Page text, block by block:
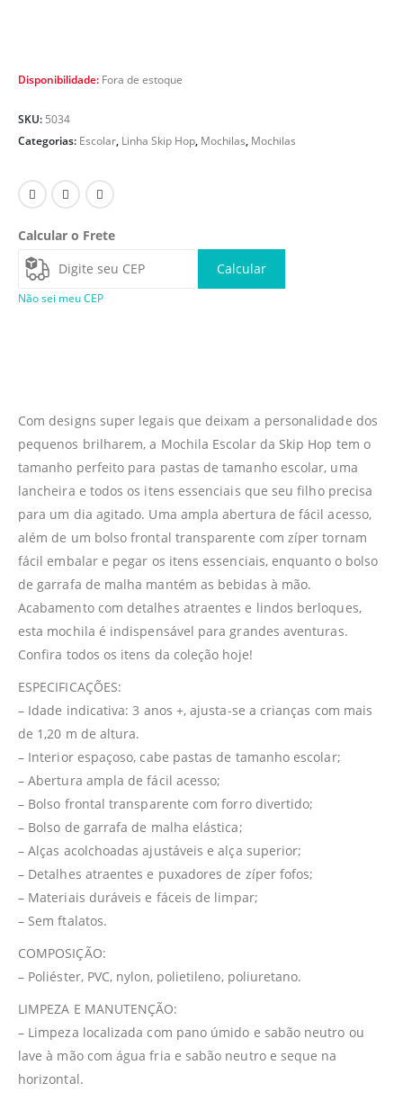
Disponibilidade: Fora de estoque
SKU: 5034
Categorias: Escolar, Linha Skip Hop, Mochilas, Mochilas
Calcular o Frete
Calcular
Não sei meu CEP
Com designs super legais que deixam a personalidade dos
pequenos brilharem, a Mochila Escolar da Skip Hop tem o
tamanho perfeito para pastas de tamanho escolar, uma
lancheira e todos os itens essenciais que seu filho precisa
para um dia agitado. Uma ampla abertura de fácil acesso,
além de um bolso frontal transparente com zíper tornam
fácil embalar e pegar os itens essenciais, enquanto o bolso
de garrafa de malha mantém as bebidas à mão.
Acabamento com detalhes atraentes e lindos berloques,
esta mochila é indispensável para grandes aventuras.
Confira todos os itens da coleção hoje!
ESPECIFICAÇÕES:
– Idade indicativa: 3 anos +, ajusta-se a crianças com mais
de 1,20 m de altura.
– Interior espaçoso, cabe pastas de tamanho escolar;
– Abertura ampla de fácil acesso;
– Bolso frontal transparente com forro divertido;
– Bolso de garrafa de malha elástica;
– Alças acolchoadas ajustáveis e alça superior;
– Detalhes atraentes e puxadores de zíper fofos;
– Materiais duráveis e fáceis de limpar;
– Sem ftalatos.
COMPOSIÇÃO:
– Poliéster, PVC, nylon, polietileno, poliuretano.
LIMPEZA E MANUTENÇÃO:
– Limpeza localizada com pano úmido e sabão neutro ou
lave à mão com água fria e sabão neutro e seque na
horizontal.